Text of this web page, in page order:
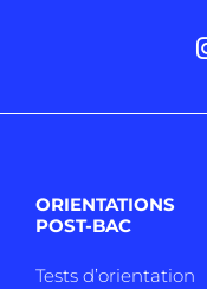
ORIENTATIONS
POST-BAC
Tests d’orientation